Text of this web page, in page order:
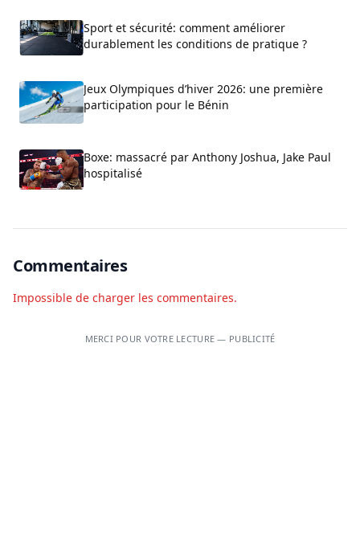
Sport et sécurité: comment améliorer
durablement les conditions de pratique ?
Jeux Olympiques d’hiver 2026: une première
participation pour le Bénin
Boxe: massacré par Anthony Joshua, Jake Paul
hospitalisé
Commentaires
Impossible de charger les commentaires.
MERCI POUR VOTRE LECTURE — PUBLICITÉ